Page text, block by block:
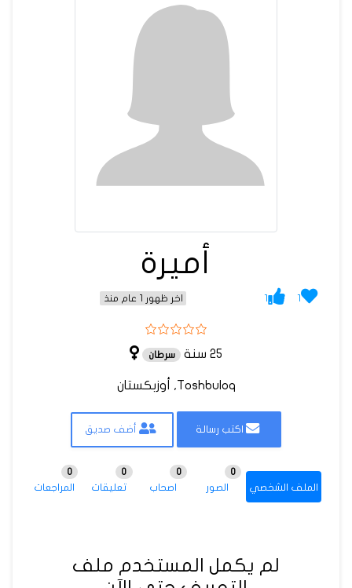
أميرة
1
1 اخر ظهور 1 عام منذ
25 سنة سرطان
Toshbuloq, أوزبكستان
اكتب رسالة أضف صديق
الملف الشخصي الصور
0
اصحاب
0
تعليقات
0
المراجعات
0
لم يكمل المستخدم ملف